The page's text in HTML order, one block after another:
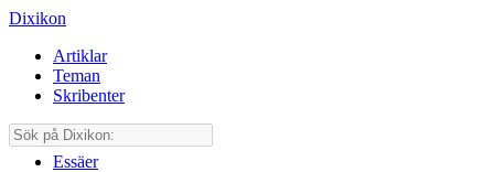
Dixikon
Artiklar
Teman
Skribenter
Essäer